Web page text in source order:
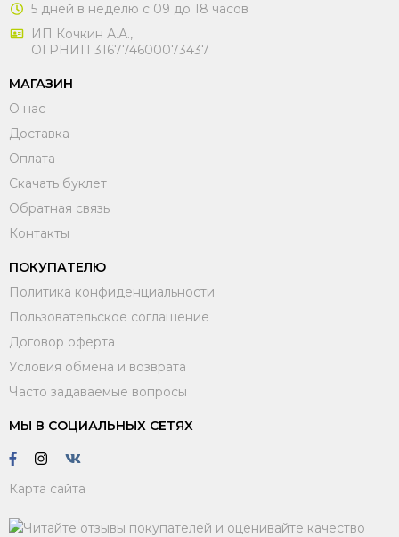
5 дней в неделю с 09 до 18 часов
ИП Кочкин А.А.,
ОГРНИП 316774600073437
МАГАЗИН
О нас
Доставка
Оплата
Скачать буклет
Обратная связь
Контакты
ПОКУПАТЕЛЮ
Политика конфиденциальности
Пользовательское соглашение
Договор оферта
Условия обмена и возврата
Часто задаваемые вопросы
МЫ В СОЦИАЛЬНЫХ СЕТЯХ
Карта сайта